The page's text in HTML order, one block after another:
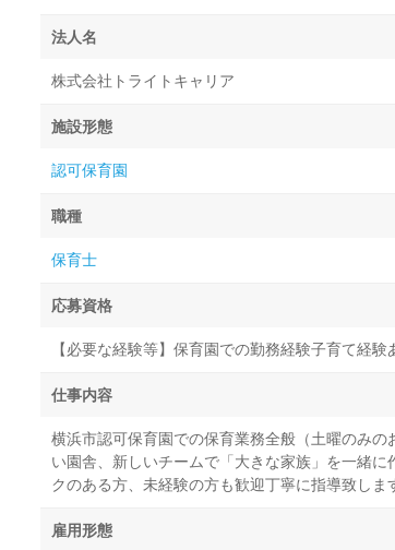
法人名
株式会社トライトキャリア
施設形態
認可保育園
職種
保育士
応募資格
【必要な経験等】保育園での勤務経験子育て経
仕事内容
横浜市認可保育園での保育業務全般（土曜のみ
い園舎、新しいチームで「大きな家族」を一緒
クのある方、未経験の方も歓迎丁寧に指導致しま
雇用形態